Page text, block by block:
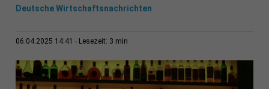
Deutsche Wirtschaftsnachrichten
06.04.2025 14:41 Lesezeit: 3 min